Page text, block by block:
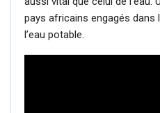
pays africains engagés dans
l’eau potable.